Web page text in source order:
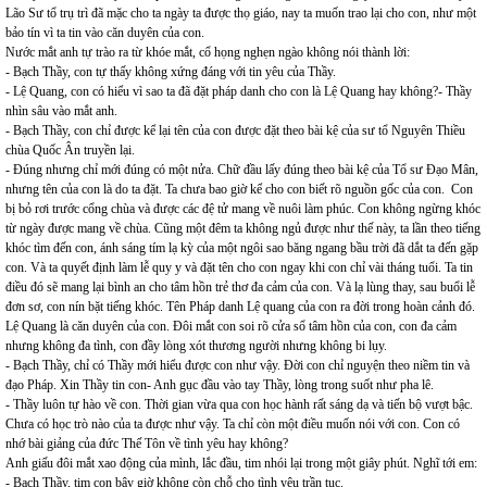
Lão Sư tổ trụ trì đã mặc cho ta ngày ta được thọ giáo, nay ta muốn trao lại cho con, như một
bảo tín vì ta tin vào căn duyên của con.
Nước mắt anh tự trào ra từ khóe mắt, cổ họng nghẹn ngào không nói thành lời:
- Bạch Thầy, con tự thấy không xứng đáng với tin yêu của Thầy.
- Lệ Quang, con có hiểu vì sao ta đã đặt pháp danh cho con là Lệ Quang hay không?- Thầy
nhìn sâu vào mắt anh.
- Bạch Thầy, con chỉ được kể lại tên của con được đặt theo bài kệ của sư tổ Nguyên Thiều
chùa Quốc Ân truyền lại.
- Đúng nhưng chỉ mới đúng có một nửa. Chữ đầu lấy đúng theo bài kệ của Tổ sư Đạo Mân,
nhưng tên của con là do ta đặt. Ta chưa bao giờ kể cho con biết rõ nguồn gốc của con. Con
bị bỏ rơi trước cổng chùa và được các đệ tử mang về nuôi làm phúc. Con không ngừng khóc
từ ngày được mang về chùa. Cũng một đêm ta không ngủ được như thế này, ta lần theo tiếng
khóc tìm đến con, ánh sáng tím lạ kỳ của một ngôi sao băng ngang bầu trời đã dắt ta đến gặp
con. Và ta quyết định làm lễ quy y và đặt tên cho con ngay khi con chỉ vài tháng tuổi. Ta tin
điều đó sẽ mang lại bình an cho tâm hồn trẻ thơ đa cảm của con. Và lạ lùng thay, sau buổi lễ
đơn sơ, con nín bặt tiếng khóc. Tên Pháp danh Lệ quang của con ra đời trong hoàn cảnh đó.
Lệ Quang là căn duyên của con. Đôi mắt con soi rõ cửa sổ tâm hồn của con, con đa cảm
nhưng không đa tình, con đầy lòng xót thương người nhưng không bi lụy.
- Bạch Thầy, chỉ có Thầy mới hiểu được con như vậy. Đời con chỉ nguyện theo niềm tin và
đạo Pháp. Xin Thầy tin con- Anh gục đầu vào tay Thầy, lòng trong suốt như pha lê.
- Thầy luôn tự hào về con. Thời gian vừa qua con học hành rất sáng dạ và tiến bộ vượt bậc.
Chưa có học trò nào của ta được như vậy. Ta chỉ còn một điều muốn nói với con. Con có
nhớ bài giảng của đức Thế Tôn về tình yêu hay không?
Anh giấu đôi mắt xao động của mình, lắc đầu, tim nhói lại trong một giây phút. Nghĩ tới em:
- Bạch Thầy, tim con bây giờ không còn chỗ cho tình yêu trần tục.